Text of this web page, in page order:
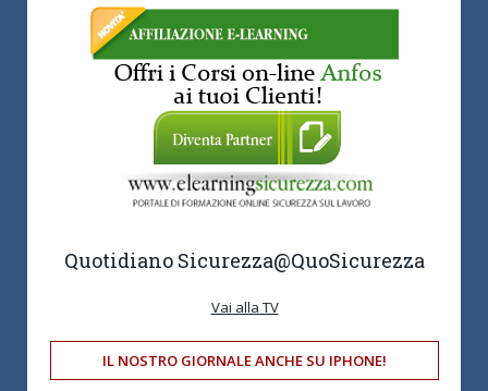
Quotidiano Sicurezza@QuoSicurezza
Vai alla TV
IL NOSTRO GIORNALE ANCHE SU IPHONE!